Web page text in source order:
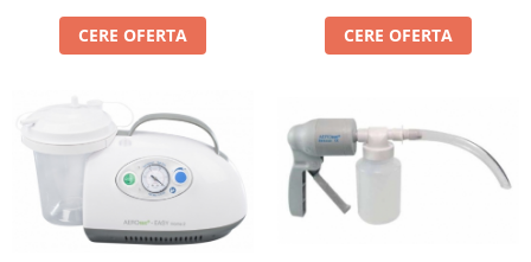
CERE OFERTA CERE OFERTA